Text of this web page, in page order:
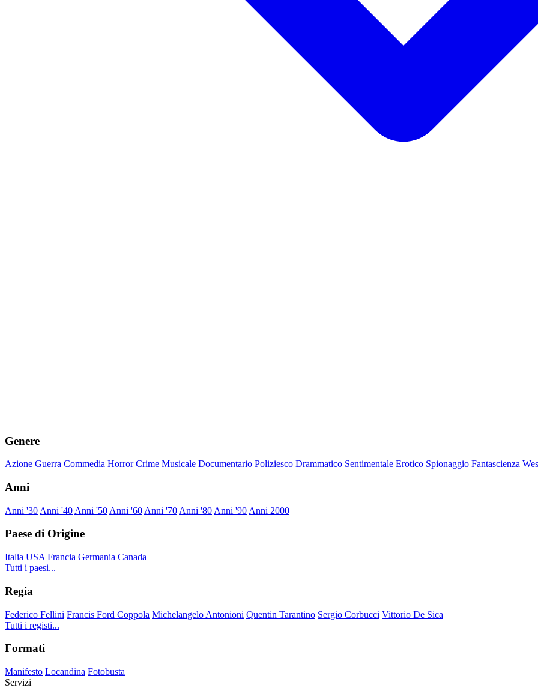
Genere
Azione Guerra Commedia Horror Crime Musicale Documentario Poliziesco Drammatico Sentimentale Erotico Spionaggio Fantascienza
Anni
Anni '30 Anni '40 Anni '50 Anni '60 Anni '70 Anni '80 Anni '90 Anni 2000
Paese di Origine
Italia USA Francia Germania Canada
Tutti i paesi...
Regia
Federico Fellini Francis Ford Coppola Michelangelo Antonioni Quentin Tarantino Sergio Corbucci Vittorio De Sica
Tutti i registi...
Formati
Manifesto Locandina Fotobusta
Servizi